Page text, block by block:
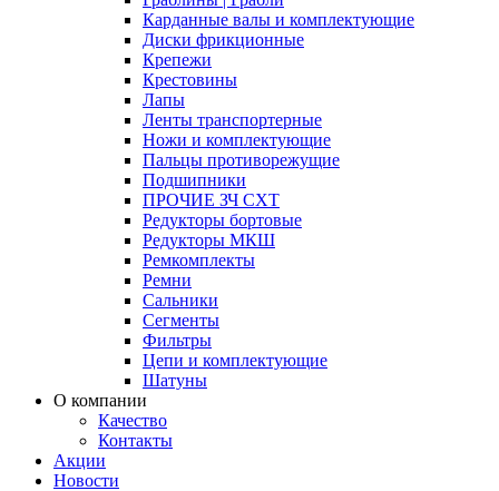
Карданные валы и комплектующие
Диски фрикционные
Крепежи
Крестовины
Лапы
Ленты транспортерные
Ножи и комплектующие
Пальцы противорежущие
Подшипники
ПРОЧИЕ ЗЧ СХТ
Редукторы бортовые
Редукторы МКШ
Ремкомплекты
Ремни
Сальники
Сегменты
Фильтры
Цепи и комплектующие
Шатуны
О компании
Качество
Контакты
Акции
Новости